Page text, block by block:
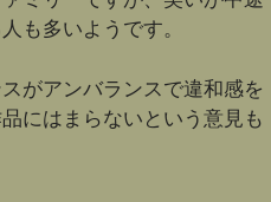
も多いようです。
がアンバランスで違和感を
にはまらないという意見も